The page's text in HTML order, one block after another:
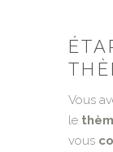
Vous
le
vous